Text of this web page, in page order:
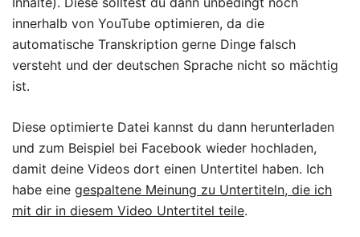
innerhalb von YouTube optimieren, da die
automatische Transkription gerne Dinge falsch
versteht und der deutschen Sprache nicht so mächtig
ist.
Diese optimierte Datei kannst du dann herunterladen
und zum Beispiel bei Facebook wieder hochladen,
damit deine Videos dort einen Untertitel haben. Ich
habe eine gespaltene Meinung zu Untertiteln, die ich
mit dir in diesem Video Untertitel teile.